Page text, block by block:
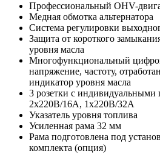
Профессиональный OHV-
Медная обмотка альтернатора
Система регулировки
Защита от короткого
уровня масла
Многофункциональный
напряжение, частоту,
индикатор уровня масла
3 розетки с индивидуальными
2х220В/16А, 1х220В/32А
Указатель уровня топлива
Усиленная рама 32 мм
Рама подготовлена под
комплекта (опция)